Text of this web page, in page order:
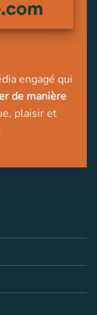
engagé qui
de manière
plaisir et